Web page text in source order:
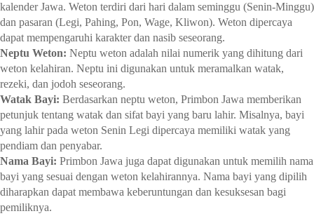
kalender Jawa. Weton terdiri dari hari dalam seminggu (Senin-Minggu)
dan pasaran (Legi, Pahing, Pon, Wage, Kliwon). Weton dipercaya
dapat mempengaruhi karakter dan nasib seseorang.
Neptu Weton: Neptu weton adalah nilai numerik yang dihitung dari
weton kelahiran. Neptu ini digunakan untuk meramalkan watak,
rezeki, dan jodoh seseorang.
Watak Bayi: Berdasarkan neptu weton, Primbon Jawa memberikan
petunjuk tentang watak dan sifat bayi yang baru lahir. Misalnya, bayi
yang lahir pada weton Senin Legi dipercaya memiliki watak yang
pendiam dan penyabar.
Nama Bayi: Primbon Jawa juga dapat digunakan untuk memilih nama
bayi yang sesuai dengan weton kelahirannya. Nama bayi yang dipilih
diharapkan dapat membawa keberuntungan dan kesuksesan bagi
pemiliknya.